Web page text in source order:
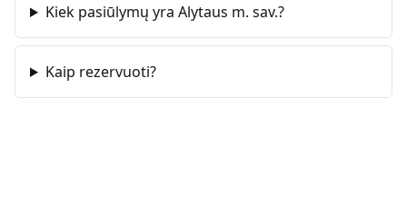
Kiek pasiūlymų yra Alytaus m. sav.?
Kaip rezervuoti?